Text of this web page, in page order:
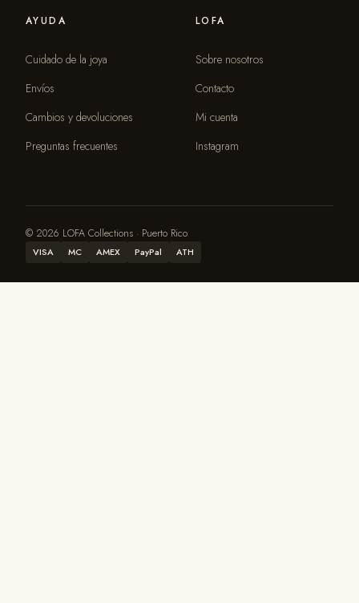
AYUDA
Cuidado de la joya
Envíos
Cambios y devoluciones
Preguntas frecuentes
LOFA
Sobre nosotros
Contacto
Mi cuenta
Instagram
© 2026 LOFA Collections · Puerto Rico
VISA MC AMEX PayPal ATH